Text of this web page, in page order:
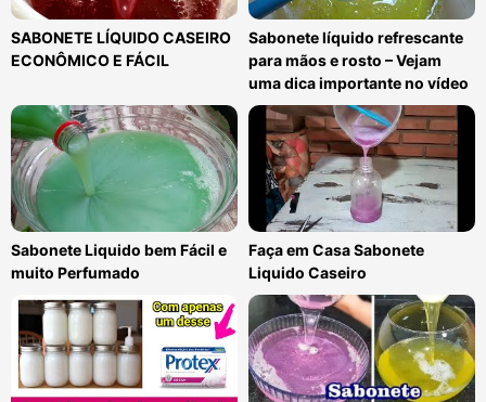
SABONETE LÍQUIDO CASEIRO
ECONÔMICO E FÁCIL
Sabonete líquido refrescante
para mãos e rosto – Vejam
uma dica importante no vídeo
Sabonete Liquido bem Fácil e
muito Perfumado
Faça em Casa Sabonete
Liquido Caseiro